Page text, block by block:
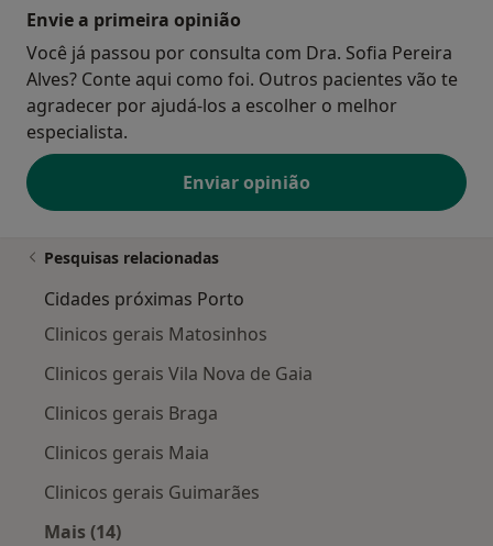
Envie a primeira opinião
Você já passou por consulta com Dra. Sofia Pereira
Alves? Conte aqui como foi. Outros pacientes vão te
agradecer por ajudá-los a escolher o melhor
especialista.
Enviar opinião
Pesquisas relacionadas
Cidades próximas Porto
Clinicos gerais Matosinhos
Clinicos gerais Vila Nova de Gaia
Clinicos gerais Braga
Clinicos gerais Maia
Clinicos gerais Guimarães
Mais (14)